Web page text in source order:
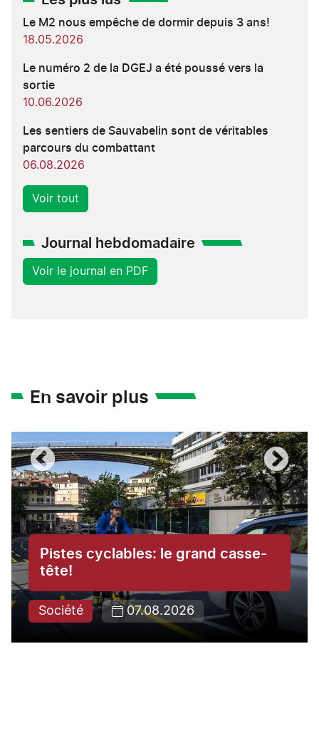
Le M2 nous empêche de dormir depuis 3 ans!
18.05.2026
Le numéro 2 de la DGEJ a été poussé vers la
sortie
10.06.2026
Les sentiers de Sauvabelin sont de véritables
parcours du combattant
06.08.2026
Voir tout
Journal hebdomadaire
Voir le journal en PDF
En savoir plus
Pistes cyclables: le grand casse-
tête!
Société 07.08.2026